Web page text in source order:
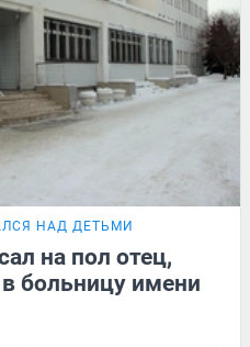
НАД ДЕТЬМИ
на пол отец,
больницу имени